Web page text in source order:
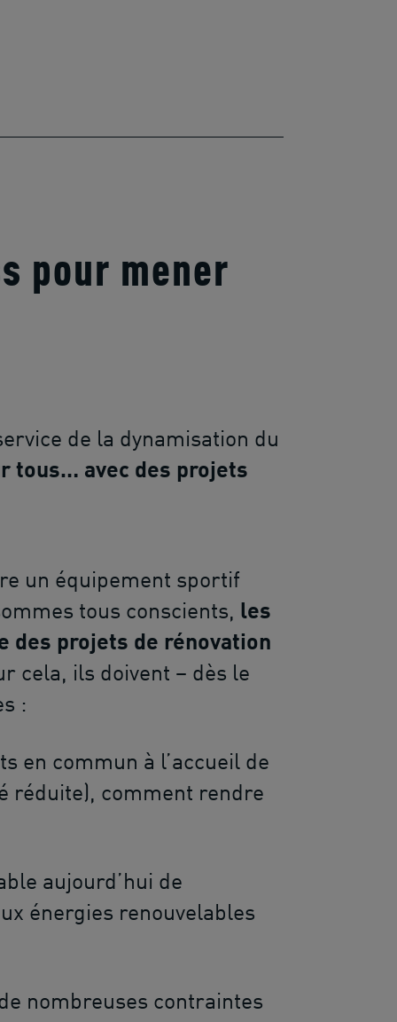
pour mener
de la dynamisation du
tous… avec des projets
un équipement sportif
tous conscients, les
des projets de rénovation
cela, ils doivent – dès le
:
en commun à l’accueil de
réduite), comment rendre
aujourd’hui de
énergies renouvelables
nombreuses contraintes